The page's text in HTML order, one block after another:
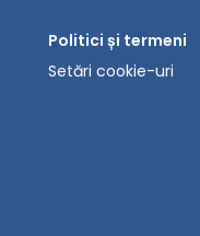
Politici și termeni
Setări cookie-uri